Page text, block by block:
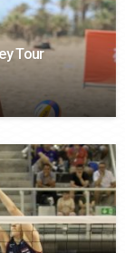
Tour